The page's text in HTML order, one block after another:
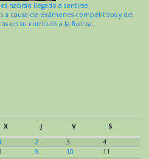
habrán llegado a sentirse
causa de exámenes competitivos y del
en su currículo a la fuerza.
X J V
S
2 3
4
9 10
11